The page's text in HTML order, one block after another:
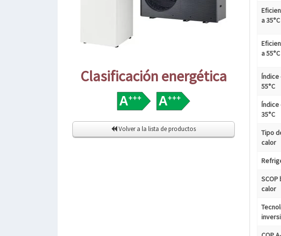
Clasificación energética
Volver a la lista de productos
a 35°C
a 55°C
Índice
55°C
Índice
35°C
Tipo
calor
calor